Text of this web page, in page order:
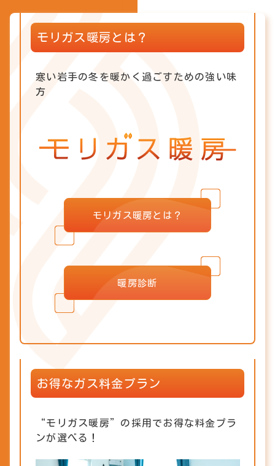
モリガス暖房とは？
寒い岩手の冬を暖かく過ごすための強い味
方
モリガス暖房とは？
暖房診断
お得なガス料金プラン
“モリガス暖房”の採用でお得な料金プラ
ンが選べる！